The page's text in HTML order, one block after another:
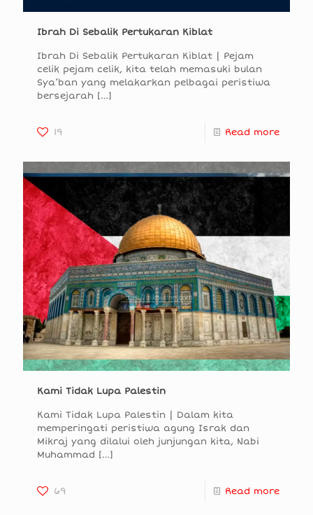
Ibrah Di Sebalik Pertukaran Kiblat
Ibrah Di Sebalik Pertukaran Kiblat | Pejam
celik pejam celik, kita telah memasuki bulan
Sya’ban yang melakarkan pelbagai peristiwa
bersejarah […]
19 Read more
Kami Tidak Lupa Palestin
Kami Tidak Lupa Palestin | Dalam kita
memperingati peristiwa agung Israk dan
Mikraj yang dilalui oleh junjungan kita, Nabi
Muhammad […]
69 Read more